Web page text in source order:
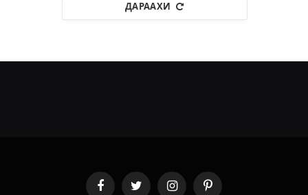
ДАРААХИ
FacebookTwitter InstagramPinterest